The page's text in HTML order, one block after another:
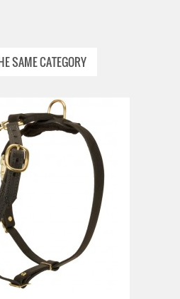
SAME CATEGORY
ADD TO CART